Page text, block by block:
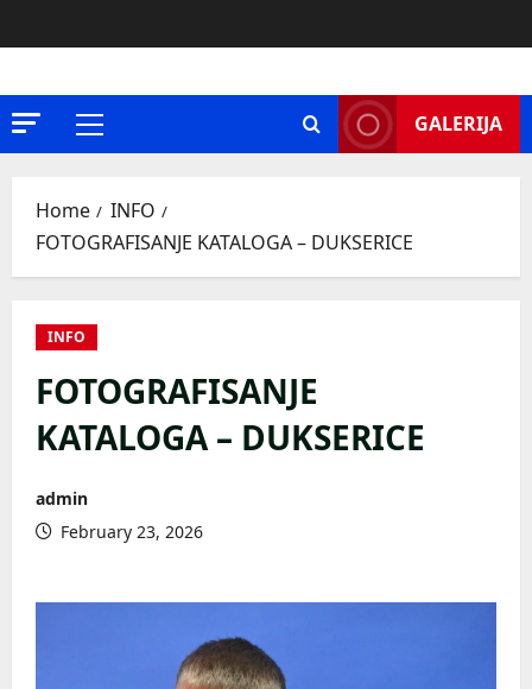
to
Primary
GALERIJA
Home
INFO
FOTOGRAFISANJE KATALOGA – DUKSERICE
INFO
FOTOGRAFISANJE
KATALOGA – DUKSERICE
admin
February 23, 2026